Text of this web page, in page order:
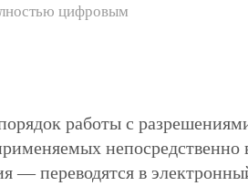
цифровым
работы с
непосредственно
— переводятся в